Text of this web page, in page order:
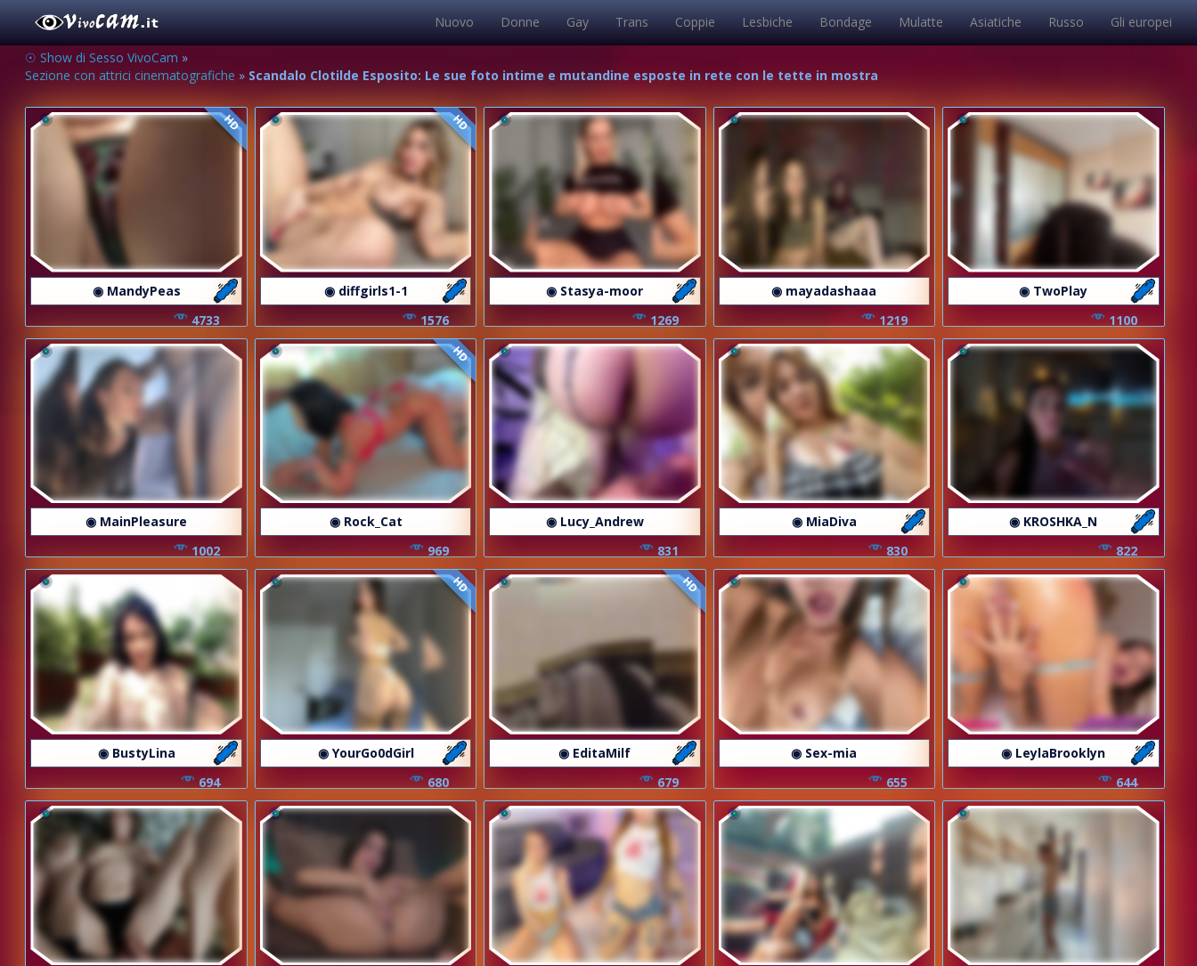
Nuovo Donne Gay Trans Coppie Lesbiche Bondage Mulatte Asiatiche Russo Gli europei
☉ Show di Sesso VivoCam »
Sezione con attrici cinematografiche » Scandalo Clotilde Esposito: Le sue foto intime e mutandine esposte in rete con le tette in mostra
HD
◉ MandyPeas
4733
HD
◉ diffgirls1-1
1576
◉ Stasya-moor
1269
◉ mayadashaaa
1219
◉ TwoPlay
1100
◉ MainPleasure
1002
HD
◉ Rock_Cat
969
◉ Lucy_Andrew
831
◉ MiaDiva
830
◉ KROSHKA_N
822
◉ BustyLina
694
HD
◉ YourGo0dGirl
680
HD
◉ EditaMilf
679
◉ Sex-mia
655
◉ LeylaBrooklyn
644